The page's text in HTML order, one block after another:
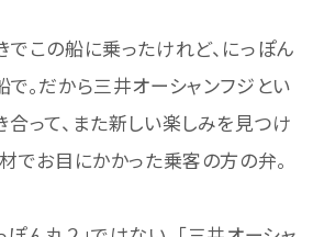
でこの船に乗ったけれど、にっぽん
で。だから三井オーシャンフジとい
合って、また新しい楽しみを見つけ
でお目にかかった乗客の方の弁。